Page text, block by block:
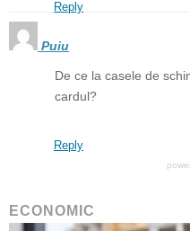
Reply
Puiu
De ce la casele de
cardul?
Reply
ECONOMIC